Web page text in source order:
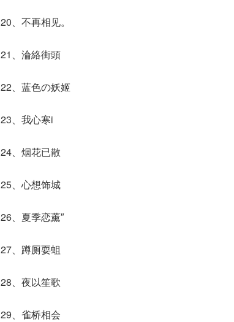
20、不再相见。
21、淪絡街頭
22、蓝色の妖姬
23、我心寒i
24、烟花已散
25、心想饰城
26、夏季恋薰″
27、蹲厕耍蛆
28、夜以笙歌
29、雀桥相会